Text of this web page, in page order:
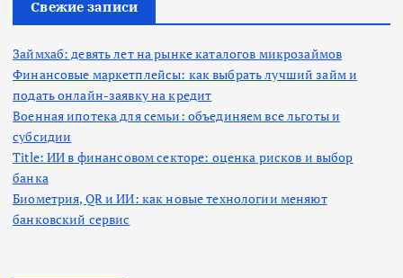
Свежие записи
Займхаб: девять лет на рынке каталогов микрозаймов
Финансовые маркетплейсы: как выбрать лучший займ и
подать онлайн-заявку на кредит
Военная ипотека для семьи: объединяем все льготы и
субсидии
Title: ИИ в финансовом секторе: оценка рисков и выбор
банка
Биометрия, QR и ИИ: как новые технологии меняют
банковский сервис